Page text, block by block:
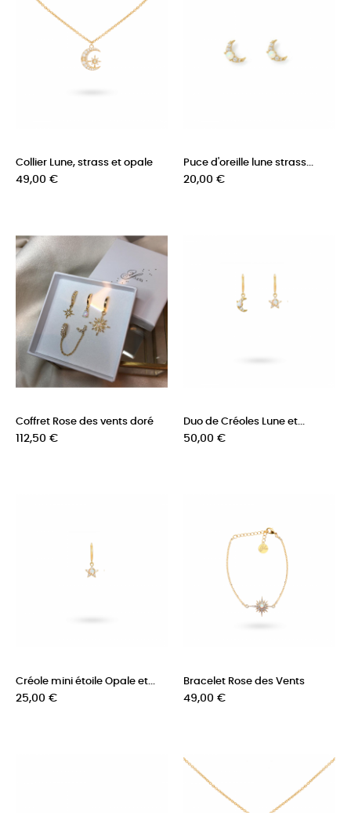
Collier Lune, strass et opale
Prix
49,00 €
Puce d'oreille lune strass...
Prix
20,00 €
Coffret Rose des vents doré
Prix
112,50 €
Duo de Créoles Lune et...
Prix
50,00 €
Créole mini étoile Opale et...
Prix
25,00 €
Bracelet Rose des Vents
Prix
49,00 €